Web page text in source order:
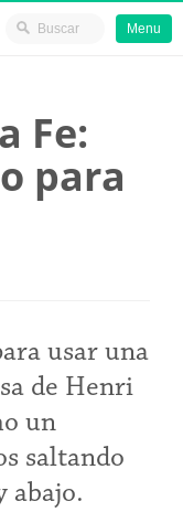
Menu
Fe:
para
usar una
de Henri
un
saltando
abajo.